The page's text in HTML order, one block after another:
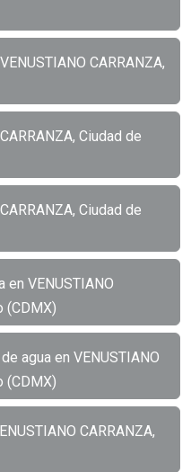
CARRANZA,
Ciudad de
Ciudad de
en VENUSTIANO
(CDMX)
agua en VENUSTIANO
(CDMX)
CARRANZA,